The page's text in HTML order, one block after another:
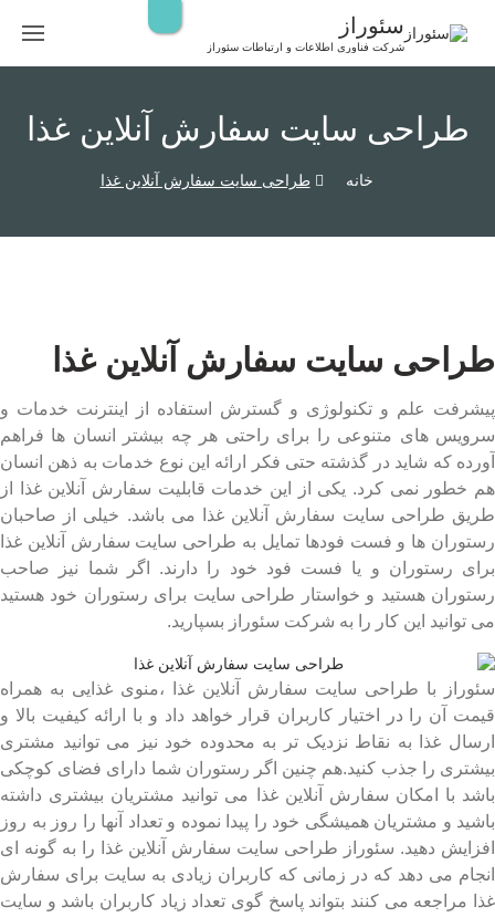
سئوراز
شرکت فناوری اطلاعات و ارتباطات سئوراز
طراحی سایت سفارش آنلاین غذا
خانه طراحی سایت سفارش آنلاین غذا
طراحی سایت سفارش آنلاین غذا
پیشرفت علم و تکنولوژی و گسترش استفاده از اینترنت خدمات و
سرویس های متنوعی را برای راحتی هر چه بیشتر انسان ها فراهم
آورده که شاید در گذشته حتی فکر ارائه این نوع خدمات به ذهن انسان
هم خطور نمی کرد. یکی از این خدمات قابلیت سفارش آنلاین غذا از
طریق طراحی سایت سفارش آنلاین غذا می باشد. خیلی از صاحبان
رستوران ها و فست فودها تمایل به طراحی سایت سفارش آنلاین غذا
برای رستوران و یا فست فود خود را دارند. اگر شما نیز صاحب
رستوران هستید و خواستار طراحی سایت برای رستوران خود هستید
می توانید این کار را به شرکت سئوراز بسپارید.
سئوراز با طراحی سایت سفارش آنلاین غذا ،منوی غذایی به همراه
قیمت آن را در اختیار کاربران قرار خواهد داد و با ارائه کیفیت بالا و
ارسال غذا به نقاط نزدیک تر به محدوده خود نیز می توانید مشتری
بیشتری را جذب کنید.هم چنین اگر رستوران شما دارای فضای کوچکی
باشد با امکان سفارش آنلاین غذا می توانید مشتریان بیشتری داشته
باشید و مشتریان همیشگی خود را پیدا نموده و تعداد آنها را روز به روز
افزایش دهید. سئوراز طراحی سایت سفارش آنلاین غذا را به گونه ای
انجام می دهد که در زمانی که کاربران زیادی به سایت برای سفارش
غذا مراجعه می کنند بتواند پاسخ گوی تعداد زیاد کاربران باشد و سایت